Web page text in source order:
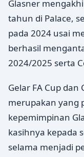
Glasner
tahun di Palace,
pada 2024 usai
berhasil
2024/2025 serta
Gelar FA Cup
merupakan yang
kepemimpinan
kasihnya kepada
selama menjadi